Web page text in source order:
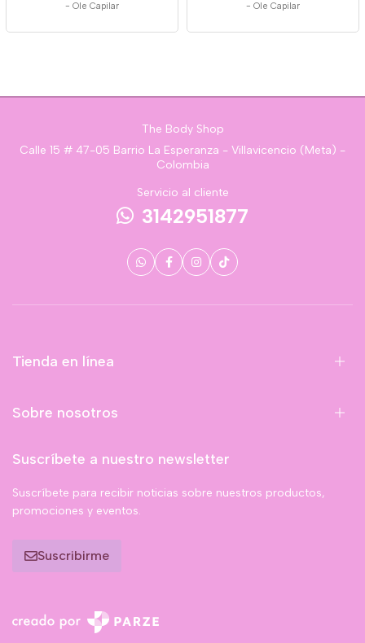
- Ole Capilar - Ole Capilar
The Body Shop
Calle 15 # 47-05 Barrio La Esperanza - Villavicencio (Meta) -
Colombia
Servicio al cliente
3142951877
Tienda en línea
Sobre nosotros
Suscríbete a nuestro newsletter
Suscríbete para recibir noticias sobre nuestros productos,
promociones y eventos.
Suscribirme